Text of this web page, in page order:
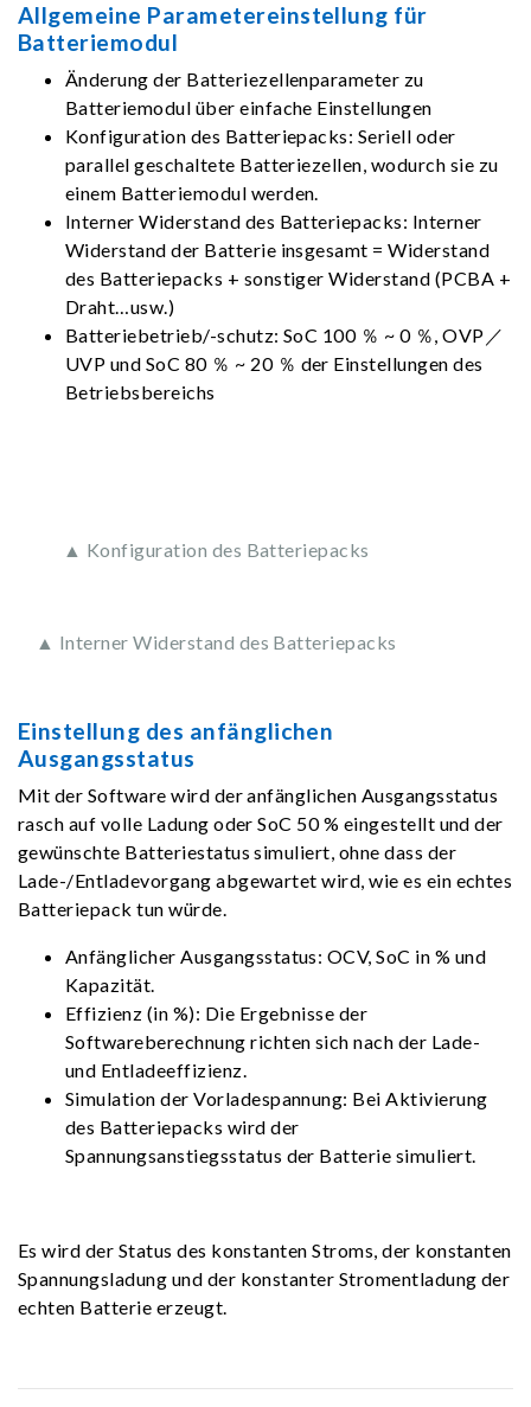
Allgemeine Parametereinstellung für
Batteriemodul
Änderung der Batteriezellenparameter zu
Batteriemodul über einfache Einstellungen
Konfiguration des Batteriepacks: Seriell oder
parallel geschaltete Batteriezellen, wodurch sie zu
einem Batteriemodul werden.
Interner Widerstand des Batteriepacks: Interner
Widerstand der Batterie insgesamt = Widerstand
des Batteriepacks + sonstiger Widerstand (PCBA +
Draht…usw.)
Batteriebetrieb/-schutz: SoC 100 ％ ~ 0 ％, OVP／
UVP und SoC 80 ％ ~ 20 ％ der Einstellungen des
Betriebsbereichs
▲ Konfiguration des Batteriepacks
▲ Interner Widerstand des Batteriepacks
Einstellung des anfänglichen
Ausgangsstatus
Mit der Software wird der anfänglichen Ausgangsstatus
rasch auf volle Ladung oder SoC 50 % eingestellt und der
gewünschte Batteriestatus simuliert, ohne dass der
Lade-/Entladevorgang abgewartet wird, wie es ein echtes
Batteriepack tun würde.
Anfänglicher Ausgangsstatus: OCV, SoC in % und
Kapazität.
Effizienz (in %): Die Ergebnisse der
Softwareberechnung richten sich nach der Lade-
und Entladeeffizienz.
Simulation der Vorladespannung: Bei Aktivierung
des Batteriepacks wird der
Spannungsanstiegsstatus der Batterie simuliert.
Es wird der Status des konstanten Stroms, der konstanten
Spannungsladung und der konstanter Stromentladung der
echten Batterie erzeugt.